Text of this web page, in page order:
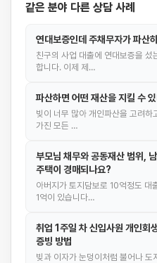
같은 분야 다른 상담 사례
연대보증인데 주채무자가 파산
친구의 사업 대출에 연대보증을 섰
합니다. 이제 제…
파산하면 어떤 재산을 지킬 수
빚이 너무 많아 개인파산을 고려
가진 모든 …
부모님 채무와 공동재산 범위,
주택이 경매되나요?
아버지가 토지담보로 10억정도 대
1억이 있습니다…
취업 1주일 차 신입사원 개인회
증빙 방법
빚과 이자가 눈덩이처럼 불어나